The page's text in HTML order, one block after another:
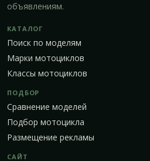
объявлениям.
КАТАЛОГ
Поиск по моделям
Марки мотоциклов
Классы мотоциклов
ПОДБОР
Сравнение моделей
Подбор мотоцикла
Размещение рекламы
САЙТ